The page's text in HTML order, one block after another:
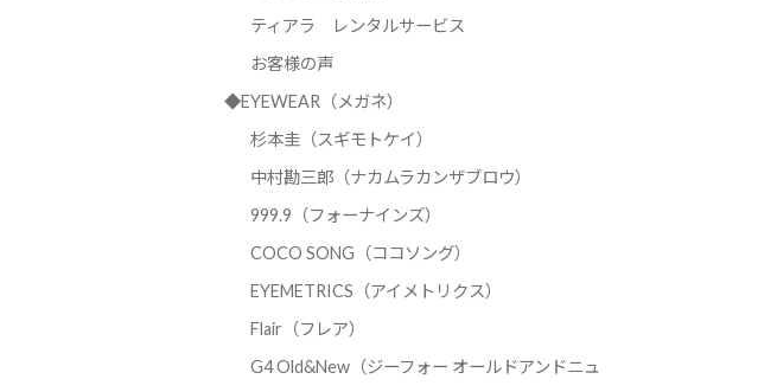
ティアラ レンタルサービス
お客様の声
◆EYEWEAR（メガネ）
杉本圭（スギモトケイ）
中村勘三郎（ナカムラカンザブロウ）
999.9（フォーナインズ）
COCO SONG（ココソング）
EYEMETRICS（アイメトリクス）
Flair（フレア）
G4 Old&New（ジーフォー オールドアンドニュ